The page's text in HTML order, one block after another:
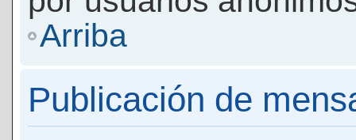
Arriba
Publicación de